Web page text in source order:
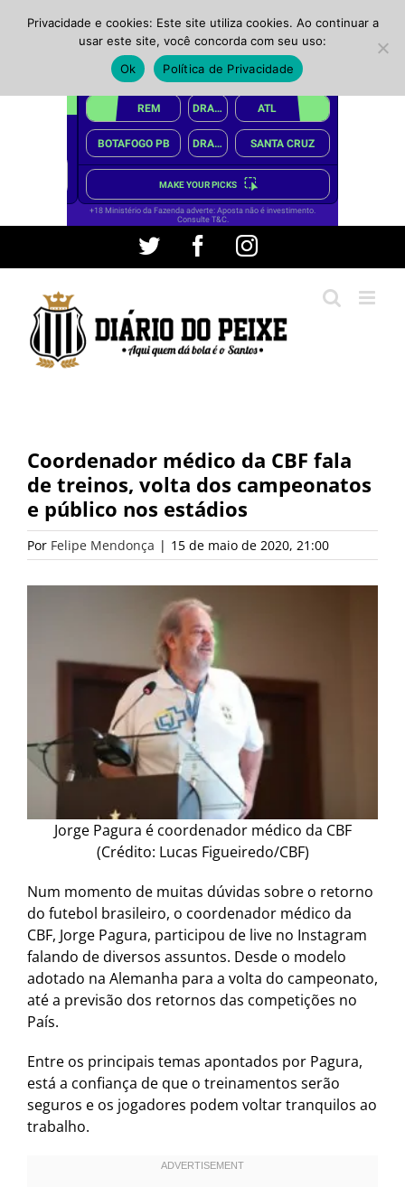
conteúdo
Twitter FacebookInstagram
Coordenador médico da CBF fala
de treinos, volta dos campeonatos
e público nos estádios
Por Felipe Mendonça | 15 de maio de 2020, 21:00
Jorge Pagura é coordenador médico da CBF
(Crédito: Lucas Figueiredo/CBF)
Num momento de muitas dúvidas sobre o retorno
do futebol brasileiro, o coordenador médico da
CBF, Jorge Pagura, participou de live no Instagram
falando de diversos assuntos. Desde o modelo
adotado na Alemanha para a volta do campeonato,
até a previsão dos retornos das competições no
País.
Entre os principais temas apontados por Pagura,
está a confiança de que o treinamentos serão
seguros e os jogadores podem voltar tranquilos ao
trabalho.
Privacidade e cookies: Este site utiliza cookies. Ao continuar a
usar este site, você concorda com seu uso:
Ok
Política de Privacidade